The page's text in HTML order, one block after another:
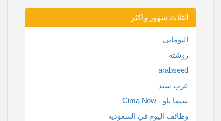
الثلاث شهور واكثر
البوماتي
روشتة
arabseed
عرب سيد
سيما ناو - Cima Now
وظائف اليوم في السعودية